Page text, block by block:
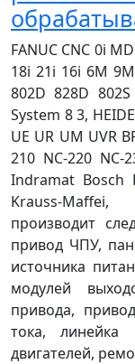
FANUC CNC 0i
18i 21i 16i 6M
802D 828D
System 8 3,
UE UR UM UVR
210 NC-220 NC-
Indramat Bosch
Krauss-
производит
привод ЧПУ,
источника
модулей
привода,
тока, линейка
двигателей,